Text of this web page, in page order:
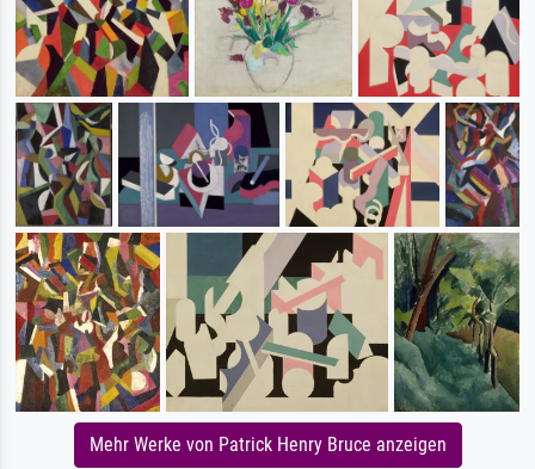
Mehr Werke von Patrick Henry Bruce anzeigen